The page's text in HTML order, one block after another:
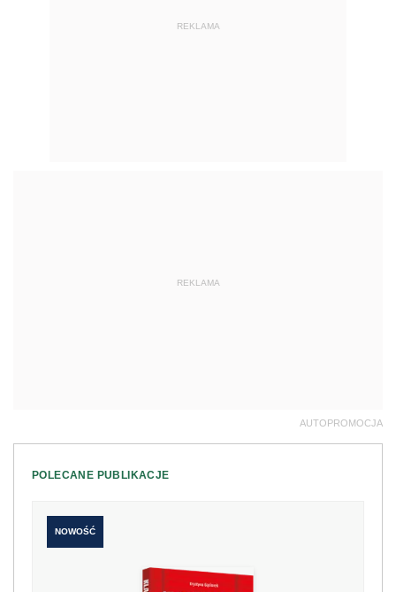
REKLAMA
REKLAMA
AUTOPROMOCJA
POLECANE PUBLIKACJE
NOWOŚĆ